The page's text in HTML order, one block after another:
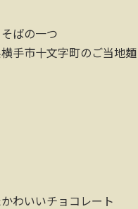
ばの一つ
手市十文字町のご当地麺
わいいチョコレート